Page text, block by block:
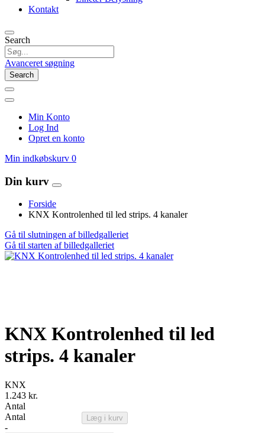
Kontakt
Search
Avanceret søgning
Search
Min Konto
Log Ind
Opret en konto
Min indkøbskurv 0
Din kurv
Forside
KNX Kontrolenhed til led strips. 4 kanaler
Gå til slutningen af billedgalleriet
Gå til starten af billedgalleriet
KNX Kontrolenhed til led
strips. 4 kanaler
KNX
1.243 kr.
Antal
Antal
-
Læg i kurv